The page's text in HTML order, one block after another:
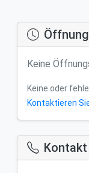
Keine
Keine oder
Kontaktieren
Kontakt